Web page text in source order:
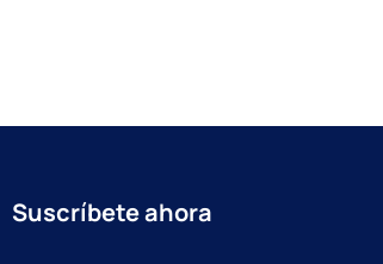
Suscríbete ahora